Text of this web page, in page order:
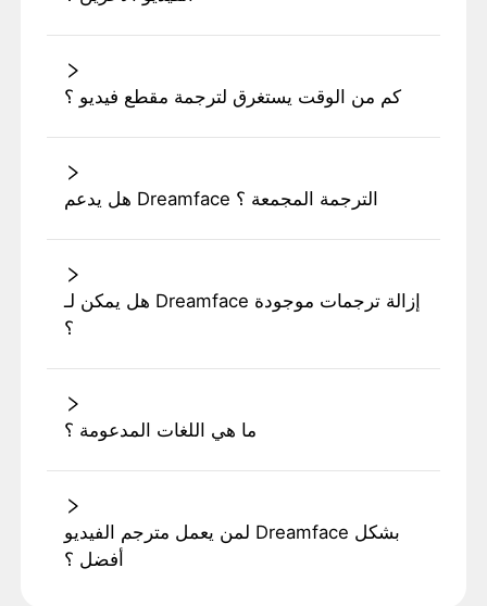
كم من الوقت يستغرق لترجمة مقطع فيديو ؟
هل يدعم Dreamface الترجمة المجمعة ؟
هل يمكن لـ Dreamface إزالة ترجمات موجودة
؟
ما هي اللغات المدعومة ؟
لمن يعمل مترجم الفيديو Dreamface بشكل
أفضل ؟